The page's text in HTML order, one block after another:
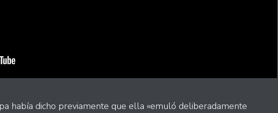
había dicho previamente que ella «emuló deliberadamente